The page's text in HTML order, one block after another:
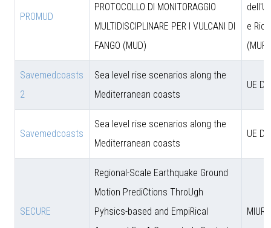
PROMUD
PROTOCOLLO DI MONITORAGGIO
MULTIDISCIPLINARE PER I VULCANI DI
FANGO (MUD)
e
(MUR)
Savemedcoasts
2
Sea level rise scenarios along the
Mediterranean coasts
UE
Savemedcoasts
Sea level rise scenarios along the
Mediterranean coasts
UE
SECURE
Regional-Scale Earthquake Ground
Motion PrediCtions ThroUgh
Pyhsics-based and EmpiRical
MIUR